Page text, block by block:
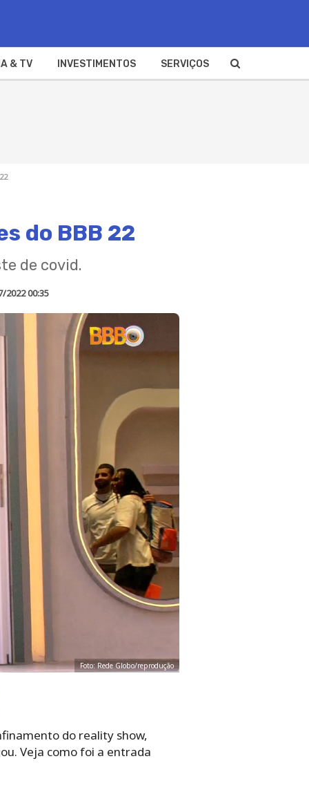
& TV INVESTIMENTOS SERVIÇOS
do BBB 22
de covid.
2022 00:35
Foto: Rede Globo/reprodução
do reality show,
Veja como foi a entrada